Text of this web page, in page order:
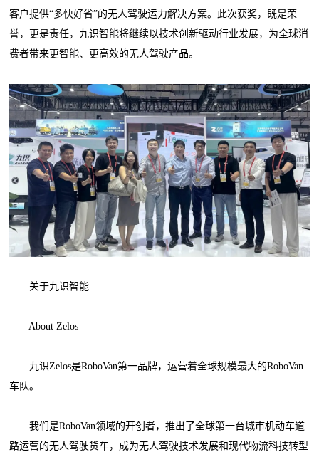
客户提供“多快好省”的无人驾驶运力解决方案。此次获奖，既是荣
誉，更是责任，九识智能将继续以技术创新驱动行业发展，为全球消
费者带来更智能、更高效的无人驾驶产品。
关于九识智能
About Zelos
九识Zelos是RoboVan第一品牌，运营着全球规模最大的RoboVan
车队。
我们是RoboVan领域的开创者，推出了全球第一台城市机动车道
路运营的无人驾驶货车，成为无人驾驶技术发展和现代物流科技转型